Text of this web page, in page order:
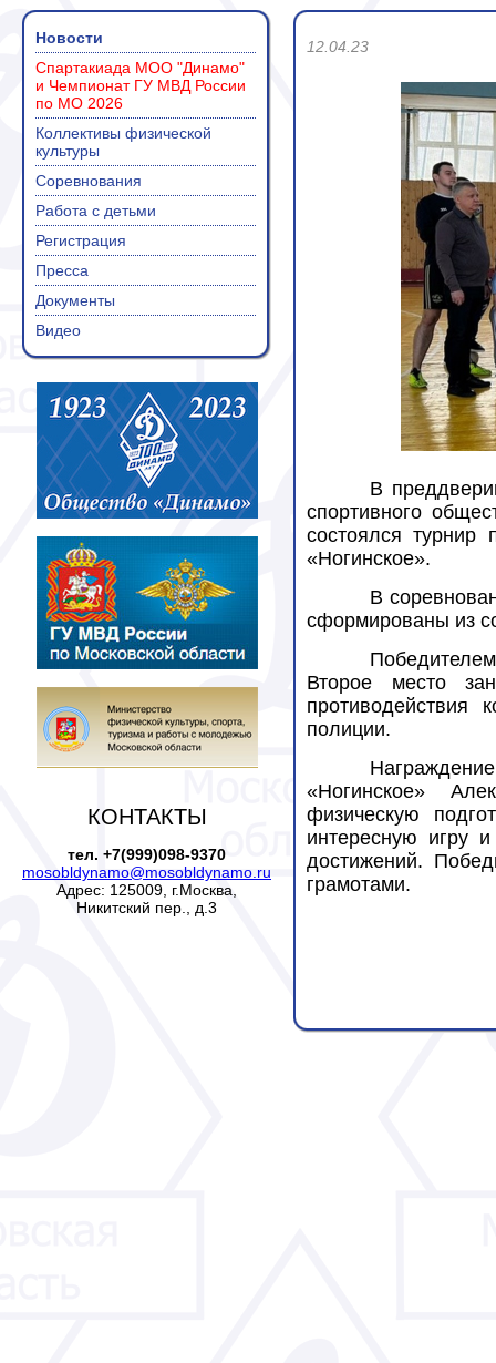
Новости
Спартакиада МОО "Динамо"
и Чемпионат ГУ МВД России
по МО 2026
Коллективы физической
культуры
Соревнования
Работа с детьми
Регистрация
Пресса
Документы
Видео
КОНТАКТЫ
тел. +7(999)098-9370
mosobldynamo@mosobldynamo.ru
Адрес: 125009, г.Москва,
Никитский пер., д.3
12.04.23
В
спортивного
состоялся
«Ногинское».
В
сформированы из
Второе место
противодействия
полиции.
«Ногинское»
физическую
интересную игру
достижений.
грамотами.